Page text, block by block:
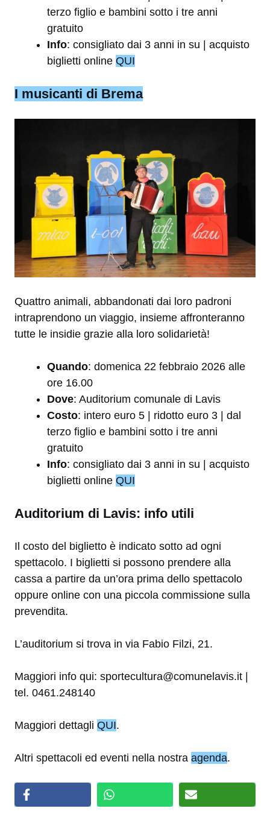
terzo figlio e bambini sotto i tre anni
gratuito
Info: consigliato dai 3 anni in su | acquisto
biglietti online QUI
I musicanti di Brema
Quattro animali, abbandonati dai loro padroni
intraprendono un viaggio, insieme affronteranno
tutte le insidie grazie alla loro solidarietà!
Quando: domenica 22 febbraio 2026 alle
ore 16.00
Dove: Auditorium comunale di Lavis
Costo: intero euro 5 | ridotto euro 3 | dal
terzo figlio e bambini sotto i tre anni
gratuito
Info: consigliato dai 3 anni in su | acquisto
biglietti online QUI
Auditorium di Lavis: info utili
Il costo del biglietto è indicato sotto ad ogni
spettacolo. I biglietti si possono prendere alla
cassa a partire da un’ora prima dello spettacolo
oppure online con una piccola commissione sulla
prevendita.
L’auditorium si trova in via Fabio Filzi, 21.
Maggiori info qui: sportecultura@comunelavis.it |
tel. 0461.248140
Maggiori dettagli QUI.
Altri spettacoli ed eventi nella nostra agenda.